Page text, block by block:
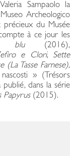
Sampaolo la
Archeologico
du Musée
à ce jour les
blu (2016),
e Clori, Sette
(La Tasse Farnese),
» (Trésors
publié, dans la série
Papyrus (2015).